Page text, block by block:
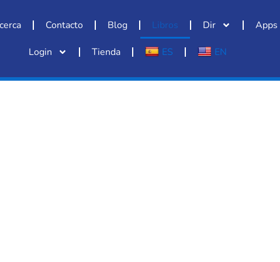
Contacto Blog Libros Dir Apps
Login Tienda ES EN